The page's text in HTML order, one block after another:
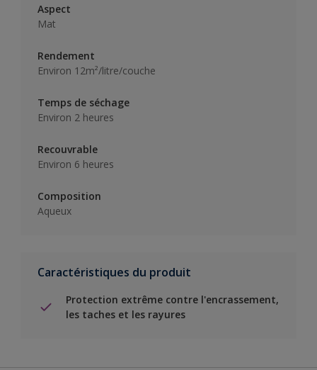
Aspect
Mat
Rendement
Environ 12m²/litre/couche
Temps de séchage
Environ 2 heures
Recouvrable
Environ 6 heures
Composition
Aqueux
Caractéristiques du produit
Protection extrême contre l'encrassement,
les taches et les rayures